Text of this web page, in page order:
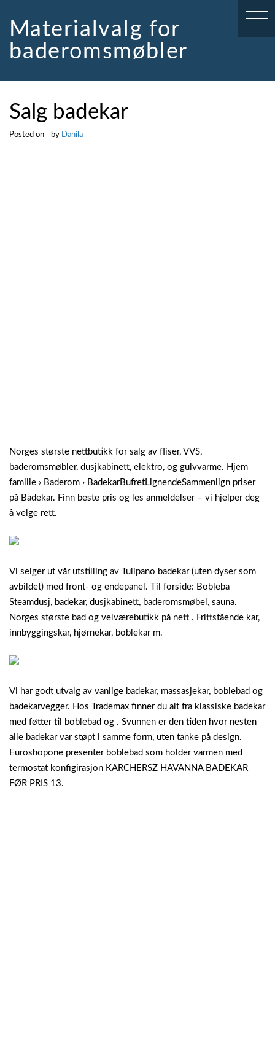
contentMaterialvalg for
baderomsmøbler
Salg badekar
Posted on by Danila
Norges største nettbutikk for salg av fliser, VVS,
baderomsmøbler, dusjkabinett, elektro, og gulvvarme. Hjem
familie › Baderom › BadekarBufretLignendeSammenlign priser
på Badekar. Finn beste pris og les anmeldelser – vi hjelper deg
å velge rett.
Vi selger ut vår utstilling av Tulipano badekar (uten dyser som
avbildet) med front- og endepanel. Til forside: Bobleba
Steamdusj, badekar, dusjkabinett, baderomsmøbel, sauna.
Norges største bad og velværebutikk på nett . Frittstående kar,
innbyggingskar, hjørnekar, boblekar m.
Vi har godt utvalg av vanlige badekar, massasjekar, boblebad og
badekarvegger. Hos Trademax finner du alt fra klassiske badekar
med føtter til boblebad og . Svunnen er den tiden hvor nesten
alle badekar var støpt i samme form, uten tanke på design.
Euroshopone presenter boblebad som holder varmen med
termostat konfigirasjon KARCHERSZ HAVANNA BADEKAR
FØR PRIS 13.